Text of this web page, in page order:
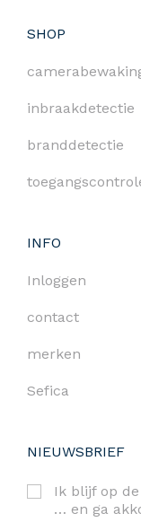
SHOP
inbraakdetectie
branddetectie
INFO
Inloggen
contact
merken
Sefica
NIEUWSBRIEF
Ik blijf op
… en ga